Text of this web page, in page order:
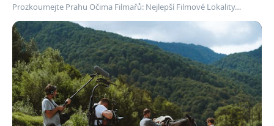
Prozkoumejte Prahu Očima Filmařů: Nejlepší Filmové Lokality…